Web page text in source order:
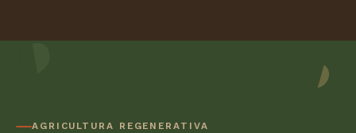
AGRICULTURA REGENERATIVA